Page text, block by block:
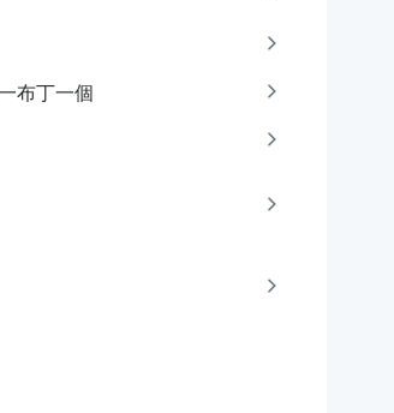
布丁一個